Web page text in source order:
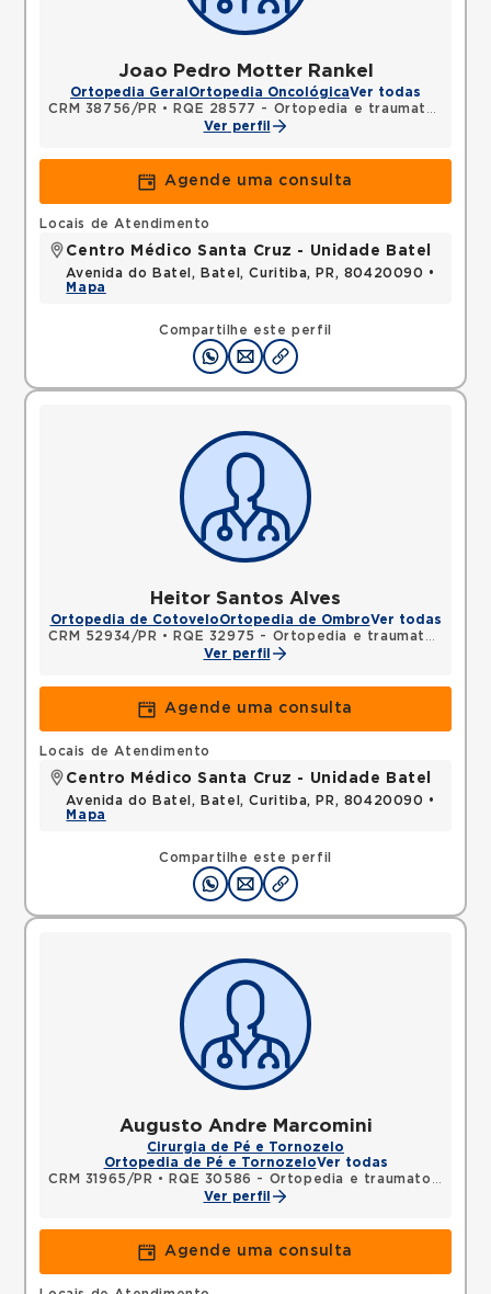
Joao Pedro Motter Rankel
Ortopedia Geral Ortopedia OncológicaVer todas
CRM 38756/PR •
RQE 28577 - Ortopedia e traumatologia
Ver perfil
Agende uma consulta
Compartilhe este perfil
Locais de Atendimento
Centro Médico Santa Cruz - Unidade Batel
Avenida do Batel, Batel, Curitiba, PR, 80420090 •
Mapa
Heitor Santos Alves
Ortopedia de CotoveloOrtopedia de OmbroVer todas
CRM 52934/PR •
RQE 32975 - Ortopedia e traumatologia
Ver perfil
Agende uma consulta
Compartilhe este perfil
Locais de Atendimento
Centro Médico Santa Cruz - Unidade Batel
Avenida do Batel, Batel, Curitiba, PR, 80420090 •
Mapa
Augusto Andre Marcomini
Cirurgia de Pé e Tornozelo
Ortopedia de Pé e TornozeloVer todas
CRM 31965/PR •
RQE 30586 - Ortopedia e traumatologia
Ver perfil
Agende uma consulta